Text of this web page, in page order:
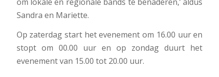
Sandra en Mariette.
Op zaterdag start het evenement om 16.00 uur en
stopt om 00.00 uur en op zondag duurt het
evenement van 15.00 tot 20.00 uur.